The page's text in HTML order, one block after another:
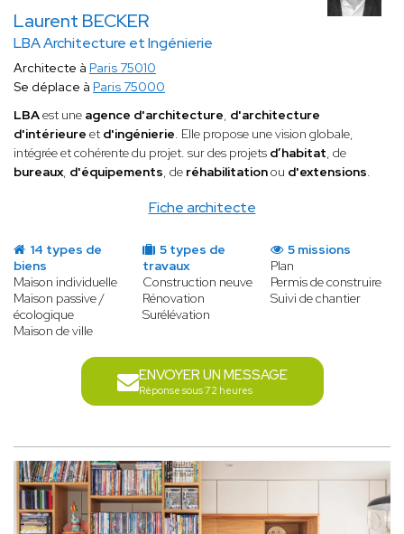
Laurent BECKER
LBA Architecture et Ingénierie
Fiche architecte
Architecte à Paris 75010
Se déplace à Paris 75000
LBAest une agence d'architecture, d'architecture
d'intérieure et d'ingénierie. Elle propose une vision globale,
intégrée et cohérente du projet. sur des projets d’habitat, de
bureaux, d'équipements, de réhabilitationou d'extensions.
14 types de
biens
Maison individuelle
Maison passive /
écologique
Maison de ville
5 types de
travaux
Construction neuve
Rénovation
Surélévation
5 missions
Plan
Permis de construire
Suivi de chantier
ENVOYER UN MESSAGE
Réponse sous 72 heures